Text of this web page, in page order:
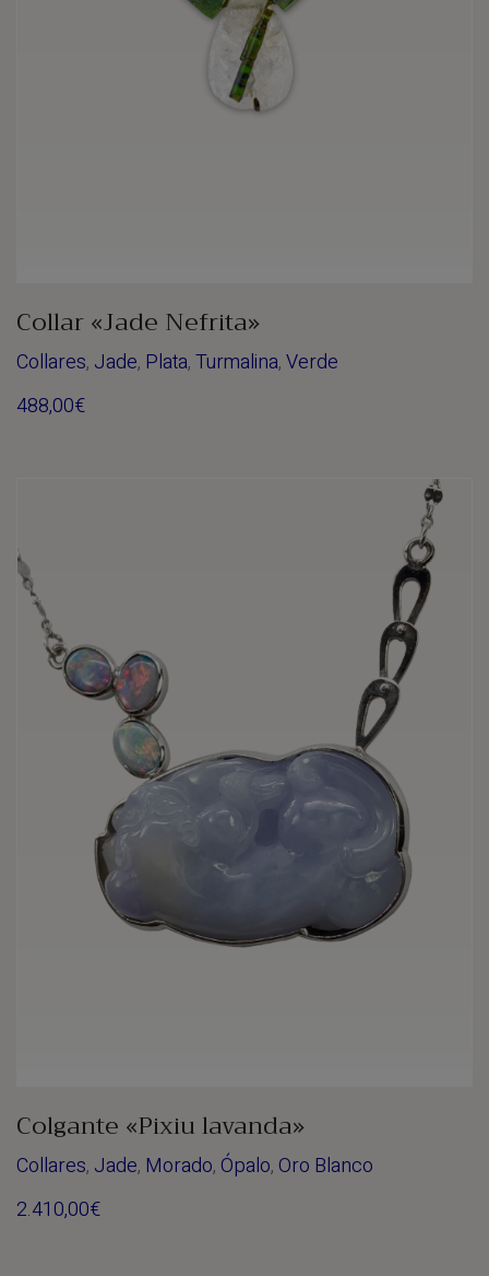
Collar «Jade Nefrita»
Collares, Jade, Plata,Turmalina,Verde
488,00€
Colgante «Pixiu lavanda»
Collares, Jade, Morado,Ópalo,Oro Blanco
2.410,00€